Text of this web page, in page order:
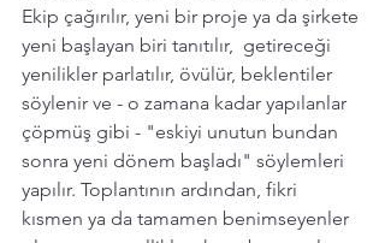
Ekip çağırılır, yeni bir proje ya da şirkete
yeni başlayan biri tanıtılır,  getireceği
yenilikler parlatılır, övülür, beklentiler
söylenir ve - o zamana kadar yapılanlar
çöpmüş gibi - "eskiyi unutun bundan
sonra yeni dönem başladı" söylemleri
yapılır. Toplantının ardından, fikri
kısmen ya da tamamen benimseyenler